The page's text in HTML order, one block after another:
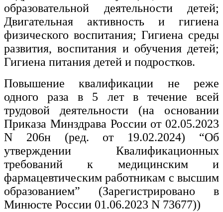
образовательной деятельности детей;
Двигательная активность и гигиена
физического воспитания; Гигиена среды
развития, воспитания и обучения детей;
Гигиена питания детей и подростков.
Повышение квалификации не реже
одного раза в 5 лет в течение всей
трудовой деятельности (на основании
Приказа Минздрава России от 02.05.2023
N 206н (ред. от 19.02.2024) “Об
утверждении Квалификационных
требований к медицинским и
фармацевтическим работникам с высшим
образованием” (Зарегистрировано в
Минюсте России 01.06.2023 N 73677))